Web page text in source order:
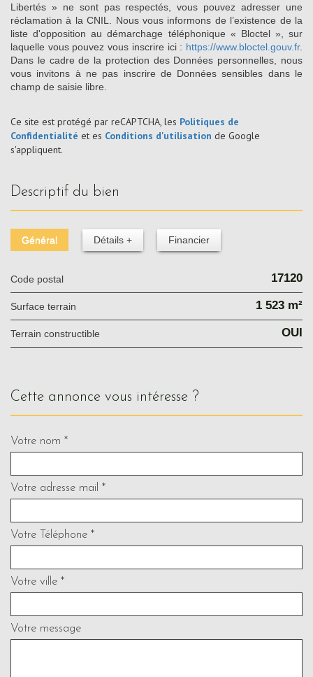
Libertés » ne sont pas respectés, vous pouvez adresser une
réclamation à la CNIL. Nous vous informons de l’existence de la
liste d'opposition au démarchage téléphonique « Bloctel », sur
laquelle vous pouvez vous inscrire ici : https://www.bloctel.gouv.fr.
Dans le cadre de la protection des Données personnelles, nous
vous invitons à ne pas inscrire de Données sensibles dans le
champ de saisie libre.
Ce site est protégé par reCAPTCHA, les Politiques de
Confidentialité et es Conditions d'utilisation de Google
s'appliquent.
descriptif du bien
Général Détails + Financier
Code postal 17120
surface terrain 1 523 m²
Terrain constructible OUI
cette annonce vous intéresse ?
Votre nom *
Votre adresse mail *
Votre Téléphone *
Votre ville *
Votre message